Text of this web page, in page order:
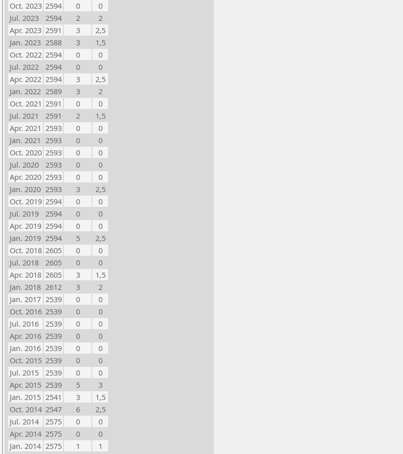
Oct. 2023 2594 0
0
Jul. 2023
2594 2
2
Apr. 2023 2591 3
2,5
Jan. 2023 2588 3
1,5
Oct. 2022 2594 0
0
Jul. 2022
2594 0
0
Apr. 2022 2594 3
2,5
Jan. 2022 2589 3
2
Oct. 2021 2591 0
0
Jul. 2021
2591 2
1,5
Apr. 2021 2593 0
0
Jan. 2021 2593 0
0
Oct. 2020 2593 0
0
Jul. 2020
2593 0
0
Apr. 2020 2593 0
0
Jan. 2020 2593 3
2,5
Oct. 2019 2594 0
0
Jul. 2019
2594 0
0
Apr. 2019 2594 0
0
Jan. 2019 2594 5
2,5
Oct. 2018 2605 0
0
Jul. 2018
2605 0
0
Apr. 2018 2605 3
1,5
Jan. 2018 2612 3
2
Jan. 2017 2539 0
0
Oct. 2016 2539 0
0
Jul. 2016
2539 0
0
Apr. 2016 2539 0
0
Jan. 2016 2539 0
0
Oct. 2015 2539 0
0
Jul. 2015
2539 0
0
Apr. 2015 2539 5
3
Jan. 2015 2541 3
1,5
Oct. 2014 2547 6
2,5
Jul. 2014
2575 0
0
Apr. 2014 2575 0
0
Jan. 2014 2575 1
1